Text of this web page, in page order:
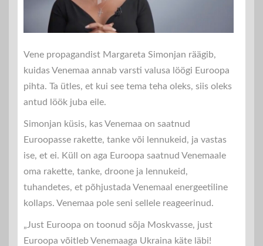
Vene propagandist Margareta Simonjan räägib,
kuidas Venemaa annab varsti valusa löögi Euroopa
pihta. Ta ütles, et kui see tema teha oleks, siis oleks
antud löök juba eile.
Simonjan küsis, kas Venemaa on saatnud
Euroopasse rakette, tanke või lennukeid, ja vastas
ise, et ei. Küll on aga Euroopa saatnud Venemaale
oma rakette, tanke, droone ja lennukeid,
tuhandetes, et põhjustada Venemaal energeetiline
kollaps. Venemaa pole seni sellele reageerinud.
„Just Euroopa on toonud sõja Moskvasse, just
Euroopa võitleb Venemaaga Ukraina käte läbi!